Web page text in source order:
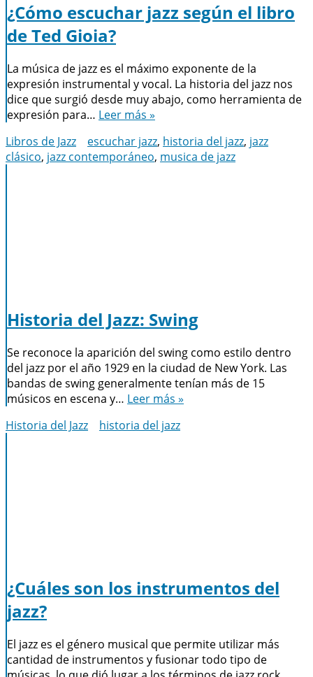
¿Cómo escuchar jazz según el libro
de Ted Gioia?
La música de jazz es el máximo exponente de la
expresión instrumental y vocal. La historia del jazz nos
dice que surgió desde muy abajo, como herramienta de
expresión para… Leer más »
Libros de Jazz
escuchar jazz, historia del jazz, jazz
clásico, jazz contemporáneo, musica de jazz
Historia del Jazz: Swing
Se reconoce la aparición del swing como estilo dentro
del jazz por el año 1929 en la ciudad de New York. Las
bandas de swing generalmente tenían más de 15
músicos en escena y… Leer más »
Historia del Jazz
historia del jazz
¿Cuáles son los instrumentos del
jazz?
El jazz es el género musical que permite utilizar más
cantidad de instrumentos y fusionar todo tipo de